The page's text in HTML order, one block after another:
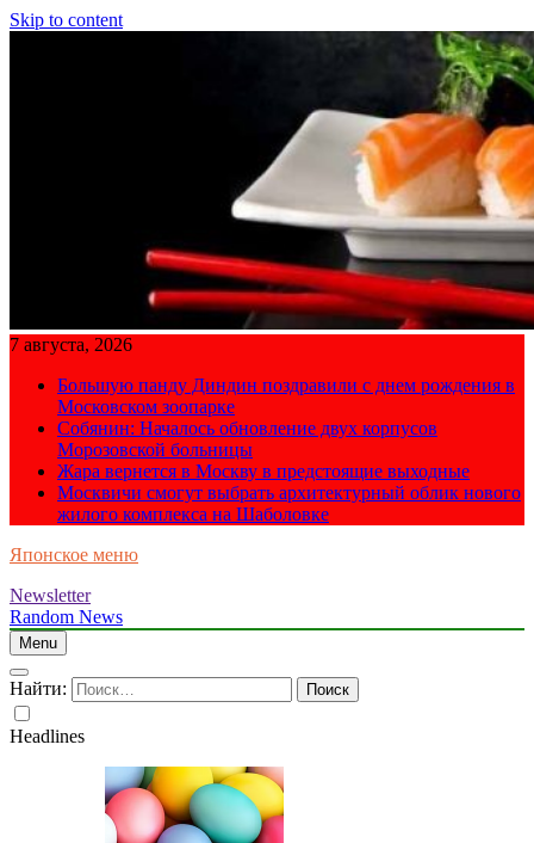
Skip to content
7 августа, 2026
Большую панду Диндин поздравили с днем рождения в
Московском зоопарке
Собянин: Началось обновление двух корпусов
Морозовской больницы
Жара вернется в Москву в предстоящие выходные
Москвичи смогут выбрать архитектурный облик нового
жилого комплекса на Шаболовке
Японское меню
Newsletter
Random News
Menu
Найти:
Headlines